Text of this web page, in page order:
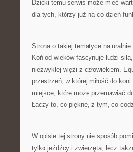
Dzięki temu serwis może mieć
dla tych, którzy już na co dzień
Strona o takiej tematyce
Koń od wieków fascynuje ludzi
niezwykłej więzi z człowiekiem.
przestrzeń, w której miłość do
miejsce, które może przemawiać
Łączy to, co piękne, z tym, co
W opisie tej strony nie sposób
tylko jeźdźcy i zwierzęta, lecz